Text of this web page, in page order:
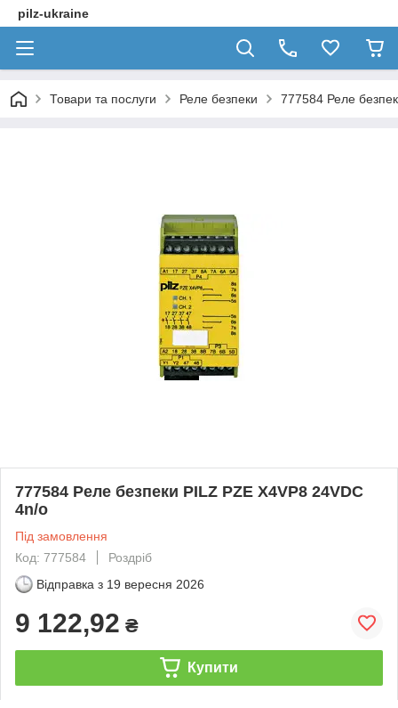
pilz-ukraine
Товари та послуги Реле безпеки 777584 Реле
777584 Реле безпеки PILZ PZE X4VP8 24VDC
4n/o
Під замовлення
Код: 777584
Роздріб
Відправка з 19 вересня 2026
9 122,92 ₴
Купити